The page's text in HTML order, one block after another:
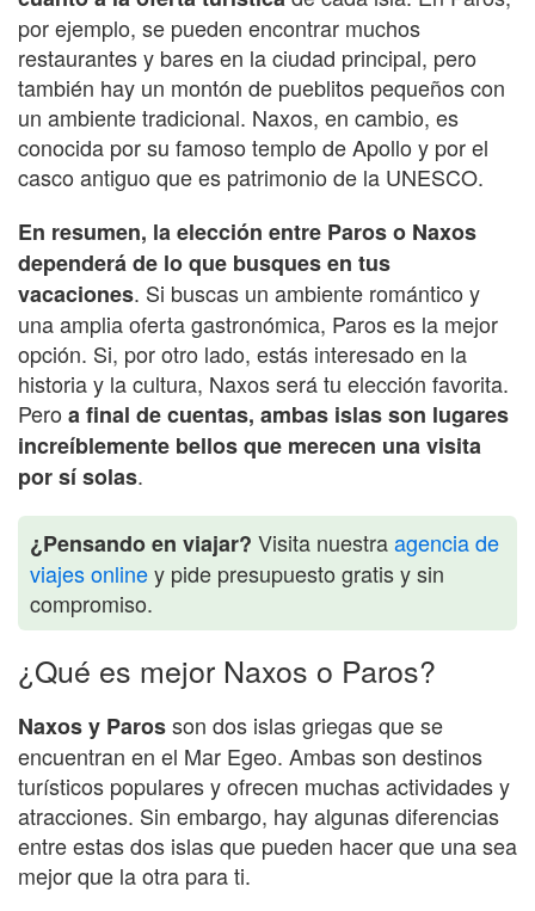
por ejemplo, se pueden encontrar muchos
restaurantes y bares en la ciudad principal, pero
también hay un montón de pueblitos pequeños con
un ambiente tradicional. Naxos, en cambio, es
conocida por su famoso templo de Apollo y por el
casco antiguo que es patrimonio de la UNESCO.
En resumen, la elección entre Paros o Naxos
dependerá de lo que busques en tus
vacaciones. Si buscas un ambiente romántico y
una amplia oferta gastronómica, Paros es la mejor
opción. Si, por otro lado, estás interesado en la
historia y la cultura, Naxos será tu elección favorita.
Pero a final de cuentas, ambas islas son lugares
increíblemente bellos que merecen una visita
por sí solas.
¿Pensando en viajar? Visita nuestraagencia de
viajes onliney pide presupuesto gratis y sin
compromiso.
¿Qué es mejor Naxos o Paros?
Naxos y Parosson dos islas griegas que se
encuentran en el Mar Egeo. Ambas son destinos
turísticos populares y ofrecen muchas actividades y
atracciones. Sin embargo, hay algunas diferencias
entre estas dos islas que pueden hacer que una sea
mejor que la otra para ti.